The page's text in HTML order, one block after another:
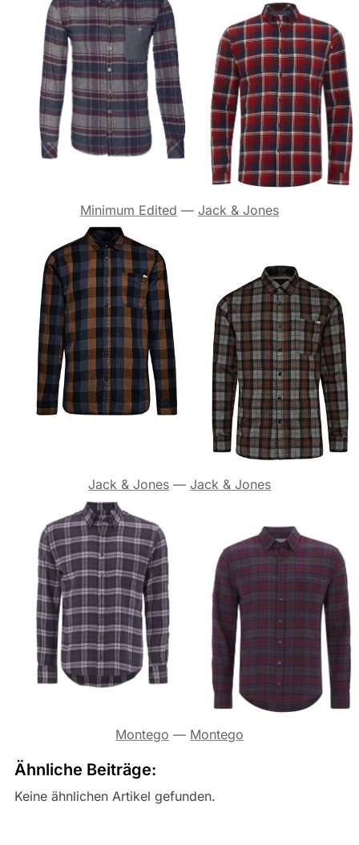
Minimum Edited — Jack & Jones
Jack & Jones — Jack & Jones
Montego — Montego
Ähnliche Beiträge:
Keine ähnlichen Artikel gefunden.